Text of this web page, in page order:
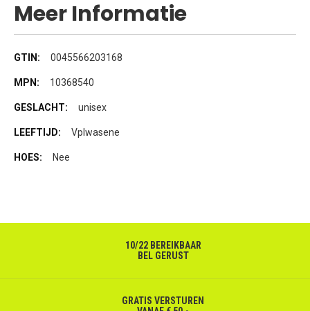
Meer Informatie
Meer
0045566203168
10368540
unisex
Vplwasene
Nee
10/22 BEREIKBAAR
BEL GERUST
GRATIS VERSTUREN